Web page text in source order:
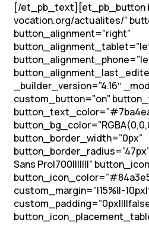
[/et_pb_text][et_pb_button
vocation.org/actualites/”
button_alignment=”right”
_builder_version=”4.16″
custom_button=”on”
button_border_width=”0px”
Sans Pro|700|||||||”
custom_margin=”|15%||-